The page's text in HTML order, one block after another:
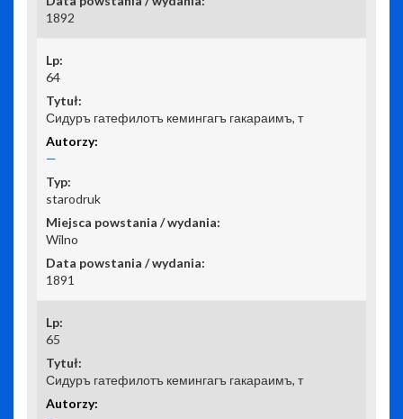
1892
64
Сидуръ гатефилотъ кемингагъ гакараимъ, т
—
starodruk
Wilno
1891
65
Сидуръ гатефилотъ кемингагъ гакараимъ, т